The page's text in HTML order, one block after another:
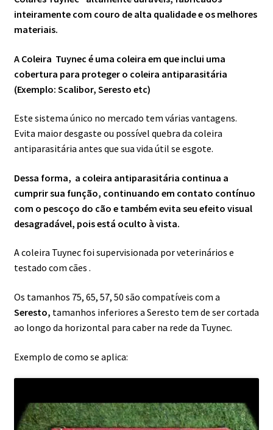
inteiramente com couro de alta qualidade e os melhores
materiais.
A Coleira Tuynec é uma coleira em que inclui uma
cobertura para proteger o coleira antiparasitária
(Exemplo: Scalibor, Seresto etc)
Este sistema único no mercado tem várias vantagens.
Evita maior desgaste ou possível quebra da coleira
antiparasitária antes que sua vida útil se esgote.
Dessa forma, a coleira antiparasitária continua a
cumprir sua função, continuando em contato contínuo
com o pescoço do cão e também evita seu efeito visual
desagradável, pois está oculto à vista.
A coleira Tuynec foi supervisionada por veterinários e
testado com cães .
Os tamanhos 75, 65, 57, 50 são compatíveis com a
Seresto, tamanhos inferiores a Seresto tem de ser cortada
ao longo da horizontal para caber na rede da Tuynec.
Exemplo de como se aplica: